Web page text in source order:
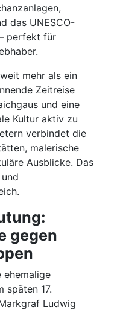
das UNESCO-
perfekt für
mehr als ein
Zeitreise
und eine
Kultur aktiv zu
verbindet die
malerische
Ausblicke. Das
gegen
ehemalige
späten 17.
Ludwig